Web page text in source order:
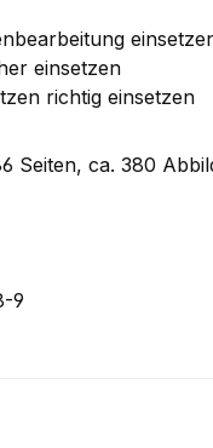
einsetzen
richtig einsetzen
Seiten, ca. 380
9